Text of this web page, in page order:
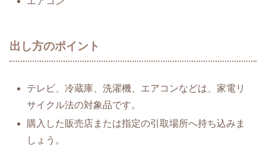
出し方のポイント
テレビ、冷蔵庫、洗濯機、エアコンなどは、家電リ
サイクル法の対象品です。
購入した販売店または指定の引取場所へ持ち込みま
しょう。